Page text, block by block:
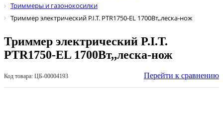
Триммеры и газонокосилки
Триммер электрический P.I.T. PTR1750-EL 1700Вт,,леска-нож
Триммер электрический P.I.T.
PTR1750-EL 1700Вт,,леска-нож
Код товара: ЦБ-00004193 Перейти к сравнению